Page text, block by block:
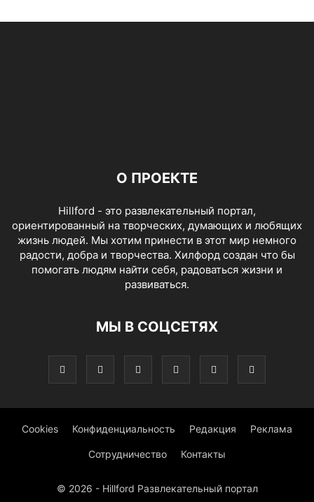
О ПРОЕКТЕ
Hillford - это развлекательный портал,
ориентированный на творческих, думающих и любящих
жизнь людей. Мы хотим принести в этот мир немного
радости, добра и творчества. Хилфорд создан что бы
помогать людям найти себя, радоваться жизни и
развиваться.
МЫ В СОЦСЕТЯХ
Cookies Конфиденциальность Редакция Реклама
Сотрудничество Контакты
© 2026 - Hillford Развлекательный портал